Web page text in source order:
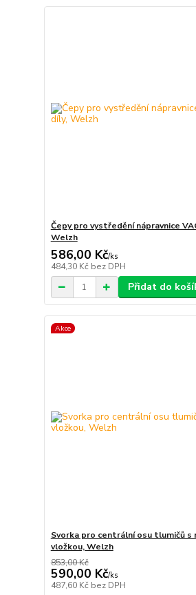
Čepy pro vystředění nápravnice
Welzh
586,00 Kč/ks
484,30 Kč bez DPH
Přidat do
Akce
Svorka pro centrální osu tlumičů s
vložkou, Welzh
853,00 Kč
590,00 Kč/ks
487,60 Kč bez DPH